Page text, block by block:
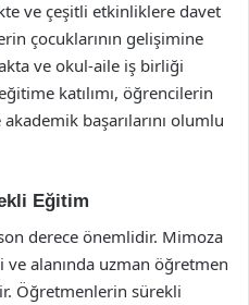
ve çeşitli etkinliklere davet
çocuklarının gelişimine
ve okul-aile iş birliği
katılımı, öğrencilerin
başarılarını olumlu
Eğitim
derece önemlidir. Mimoza
alanında uzman öğretmen
Öğretmenlerin sürekli